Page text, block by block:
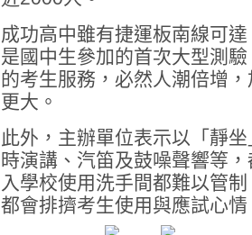
成功高中雖有捷運板南線可
是國中生參加的首次大型測
的考生服務，必然人潮倍增
更大。
此外，主辦單位表示以「靜
時演講、汽笛及鼓噪聲響等
入學校使用洗手間都難以管
都會排擠考生使用與應試心情